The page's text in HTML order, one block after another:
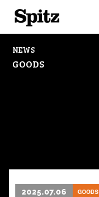
NEWS
GOODS
2025.07.06 GOODS